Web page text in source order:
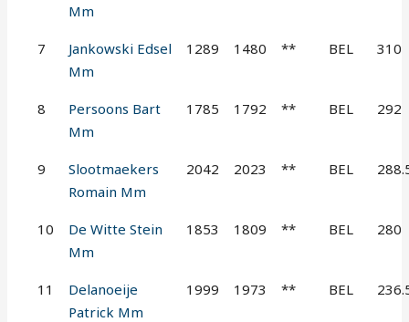
Mm
7
Jankowski Edsel
Mm
1289 1480 ** BEL 310
8
Persoons Bart
Mm
1785 1792 ** BEL 292
9
Slootmaekers
Romain Mm
2042 2023 ** BEL
10
De Witte Stein
Mm
1853 1809 ** BEL 280
11
Delanoeije
Patrick Mm
1999 1973 ** BEL